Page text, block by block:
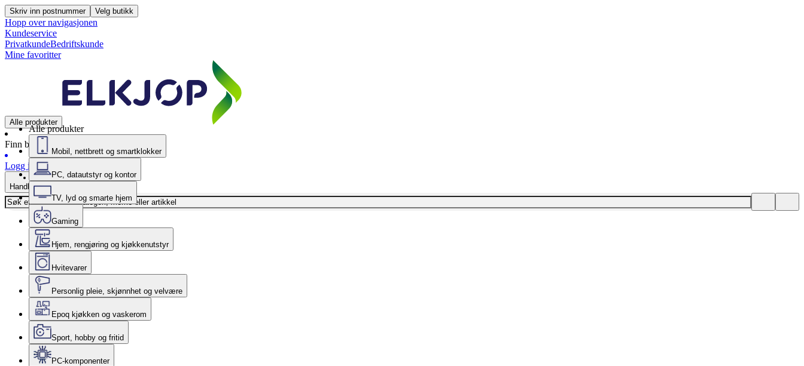
Skriv inn postnummer Velg butikk
Hopp over navigasjonen
Kundeservice
PrivatkundeBedriftskunde
Mine favoritter
Alle produkter
Finn butikk
Logg inn
Handlekurv
Alle produkter
Mobil, nettbrett og smartklokker
PC, datautstyr og kontor
TV, lyd og smarte hjem
Gaming
Hjem, rengjøring og kjøkkenutstyr
Hvitevarer
Personlig pleie, skjønnhet og velvære
Epoq kjøkken og vaskerom
Sport, hobby og fritid
PC-komponenter